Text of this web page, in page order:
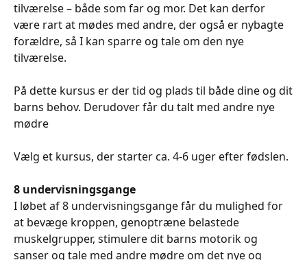
tilværelse – både som far og mor. Det kan derfor
være rart at mødes med andre, der også er nybagte
forældre, så I kan sparre og tale om den nye
tilværelse.
På dette kursus er der tid og plads til både dine og dit
barns behov. Derudover får du talt med andre nye
mødre
Vælg et kursus, der starter ca. 4-6 uger efter fødslen.
8 undervisningsgange
I løbet af 8 undervisningsgange får du mulighed for
at bevæge kroppen, genoptræne belastede
muskelgrupper, stimulere dit barns motorik og
sanser og tale med andre mødre om det nye og